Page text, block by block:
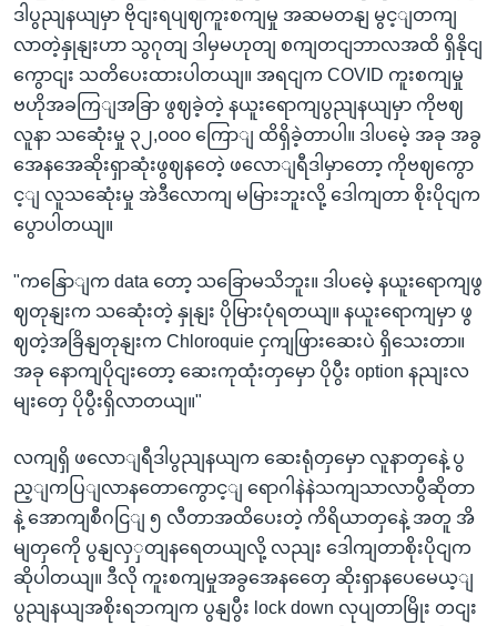
ဒါပွညျနယျမှာ ဗိုငျးရပျဈကူးစကျမှု အဆမတနျ မွင့ျတကျ
လာတဲ့နှုနျးဟာ သွဂုတျ ဒါမှမဟုတျ စကျတငျဘာလအထိ ရှိနိုငျ
ကွောငျး သတိပေးထားပါတယျ။ အရငျက COVID ကူးစကျမှု
ဗဟိုအခကြျအခြာ ဖွဈခဲ့တဲ့ နယူးရောကျပွညျနယျမှာ ကိုဗဈ
လူနာ သဆေုံးမှု ၃၂,၀၀၀ ကြောျ ထိရှိခဲ့တာပါ။ ဒါပမေဲ့ အခု အခွ
အေနအေဆိုးရှာဆုံးဖွဈနတေဲ့ ဖလောျရီဒါမှာတော့ ကိုဗဈကွော
င့ျ လူသဆေုံးမှု အဲဒီလောကျ မမြားဘူးလို့ ဒေါကျတာ စိုးပိုငျက
ပွောပါတယျ။
"ကနြောျက data တော့ သခြောမသိဘူး။ ဒါပမေဲ့ နယူးရောကျဖွ
ဈတုနျးက သဆေုံးတဲ့ နှုနျး ပိုမြားပုံရတယျ။ နယူးရောကျမှာ ဖွ
ဈတဲ့အခြိနျတုနျးက Chloroquie ငှကျဖြားဆေးပဲ ရှိသေးတာ။
အခု နောကျပိုငျးတော့ ဆေးကုထုံးတှမှော ပိုပွီး option နညျးလ
မျးတှေ ပိုပွီးရှိလာတယျ။"
လကျရှိ ဖလောျရီဒါပွညျနယျက ဆေးရုံတှမှော လူနာတှနေဲ့ ပွ
ည့ျကပြျလာနတောကွောင့ျ ရောဂါနဲနဲသကျသာလာပွီဆိုတာ
နဲ့ အောကျစီဂငြျ ၅ လီတာအထိပေးတဲ့ ကိရိယာတှနေဲ့ အတူ အိ
မျတှကေို ပွနျလှှတျနရေတယျလို့ လညျး ဒေါကျတာစိုးပိုငျက
ဆိုပါတယျ။ ဒီလို ကူးစကျမှုအခွအေနတှေေ ဆိုးရှာနပေမေယ့ျ
ပွညျနယျအစိုးရဘကျက ပွနျပွီး lock down လုပျတာမြိုး တငျး